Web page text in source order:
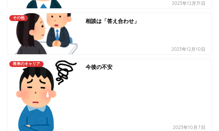
2023年12月31日
その他
相談は「答え合わせ」
2023年12月10日
将来のキャリア
今後の不安
2023年10月7日